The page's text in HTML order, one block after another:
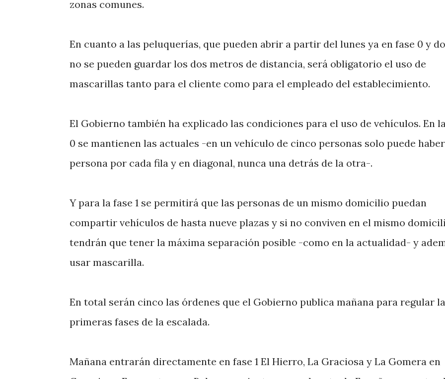
zonas comunes.
En cuanto a las peluquerías, que pueden abrir a partir del lunes ya en fase 0 y
no se pueden guardar los dos metros de distancia, será obligatorio el uso de
mascarillas tanto para el cliente como para el empleado del establecimiento.
El Gobierno también ha explicado las condiciones para el uso de vehículos. En
0 se mantienen las actuales -en un vehículo de cinco personas solo puede
persona por cada fila y en diagonal, nunca una detrás de la otra-.
Y para la fase 1 se permitirá que las personas de un mismo domicilio puedan
compartir vehículos de hasta nueve plazas y si no conviven en el mismo
tendrán que tener la máxima separación posible -como en la actualidad- y
usar mascarilla.
En total serán cinco las órdenes que el Gobierno publica mañana para regular
primeras fases de la escalada.
Mañana entrarán directamente en fase 1 El Hierro, La Graciosa y La Gomera en